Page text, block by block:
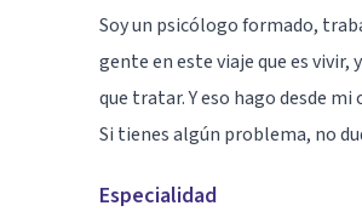
Soy un psicólogo formado,
gente en este viaje que es
que tratar. Y eso hago desde mi
Si tienes algún problema, no
Especialidad